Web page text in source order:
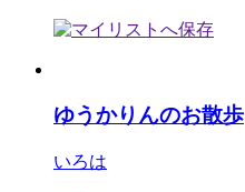
ゆうかりんのお散歩
いろは